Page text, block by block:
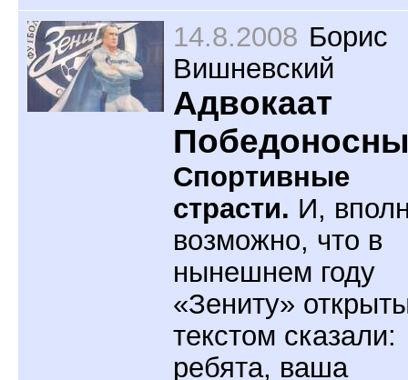
14.8.2008 Борис
Вишневский
Адвокаат
Спортивные
страсти. И,
возможно, что в
нынешнем году
«Зениту»
текстом сказали:
ребята, ваша